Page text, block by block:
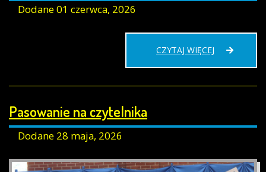
Dodane01 czerwca, 2026
CZYTAJ WIĘCEJ JADŁOSPIS
Pasowanie na czytelnika
Dodane 28 maja, 2026